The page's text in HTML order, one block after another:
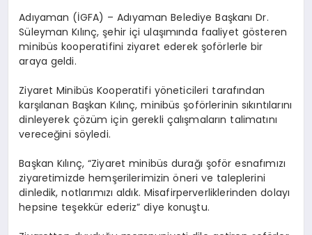
HABERLER
MAGAZIN
SAĞLIK
SPOR
Adıyaman (İGFA) – Adıyaman Belediye Başkanı Dr.
Süleyman Kılınç, şehir içi ulaşımında faaliyet gösteren
minibüs kooperatifini ziyaret ederek şoförlerle bir
araya geldi.
Ziyaret Minibüs Kooperatifi yöneticileri tarafından
karşılanan Başkan Kılınç, minibüs şoförlerinin sıkıntılarını
dinleyerek çözüm için gerekli çalışmaların talimatını
vereceğini söyledi.
Başkan Kılınç, “Ziyaret minibüs durağı şoför esnafımızı
ziyaretimizde hemşerilerimizin öneri ve taleplerini
dinledik, notlarımızı aldık. Misafirperverliklerinden dolayı
hepsine teşekkür ederiz” diye konuştu.